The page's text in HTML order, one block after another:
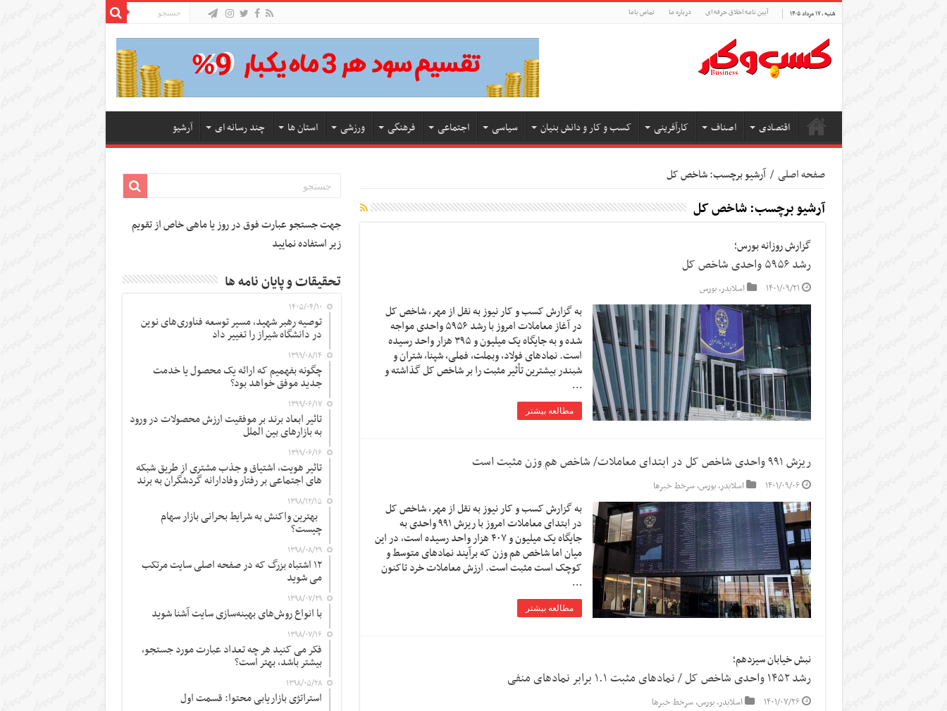
شنبه , ۱۷ مرداد ۱۴۰۵ آیین نامه اخلاق حرفه ای درباره ما تماس باما
اقتصادی اصناف کارآفرینی کسب و کار و دانش بنیان سیاسی اجتماعی فرهنگی ورزشی استان ها چند رسانه ای آرشیو
صفحه اصلی / آرشیو برچسب: شاخص کل
آرشیو برچسب:شاخص کل
گزارش روزانه بورس؛
رشد ۵۹۵۶ واحدی شاخص کل
۱۴۰۱/۰۹/۲۱ اسلایدر,بورس
به گزارش کسب و کار نیوز به نقل از مهر، شاخص کل
در آغاز معاملات امروز با رشد ۵۹۵۶ واحدی مواجه
شده و به جایگاه یک میلیون و ۳۹۵ هزار واحد رسیده
است. نمادهای فولاد، وبملت، فملی، شپنا، شتران و
شبندر بیشترین تأثیر مثبت را بر شاخص کل گذاشته و
…
مطالعه بیشتر
ریزش ۹۹۱ واحدی شاخص کل در ابتدای معاملات/ شاخص هم وزن مثبت است
۱۴۰۱/۰۹/۰۶ اسلایدر,بورس,سرخط خبرها
به گزارش کسب و کار نیوز به نقل از مهر، شاخص کل
در ابتدای معاملات امروز با ریزش ۹۹۱ واحدی به
جایگاه یک میلیون و ۴۰۷ هزار واحد رسیده است، در این
میان اما شاخص هم وزن که برآیند نمادهای متوسط و
کوچک است مثبت است. ارزش معاملات خرد تاکنون
…
مطالعه بیشتر
نبش خیابان سیزدهم؛
رشد ۱۴۵۲ واحدی شاخص کل / نمادهای مثبت ۱.۱ برابر نمادهای منفی
۱۴۰۱/۰۷/۲۶ اسلایدر,بورس,سرخط خبرها
جهت جستجو عبارت فوق در روز یا ماهی خاص از تقویم
زیر استفاده نمایید
تحقیقات و پایان نامه ها
۱۴۰۵/۰۴/۱۰
توصیه رهبر شهید، مسیر توسعه فناوری‌های نوین
در دانشگاه شیراز را تغییر داد
۱۳۹۹/۰۸/۱۴
چگونه بفهمیم که ارائه یک محصول یا خدمت
جدید موفق خواهد بود؟
۱۳۹۹/۰۶/۱۷
تاثیر ابعاد برند بر موفقیت ارزش محصولات در ورود
به بازارهای بین الملل
۱۳۹۹/۰۶/۱۶
تاثیر هویت، اشتیاق و جذب مشتری از طریق شبکه
های اجتماعی بر رفتار وفادارانه گردشگران به برند
۱۳۹۸/۱۲/۱۵
بهترین واکنش به شرایط بحرانی بازار سهام
چیست؟
۱۳۹۸/۰۸/۲۹
۱۲ اشتباه بزرگ که در صفحه اصلی سایت مرتکب
می شوید
۱۳۹۸/۰۷/۲۹
با انواع روش‌های بهینه‌سازی سایت آشنا شوید
۱۳۹۸/۰۷/۱۶
فکر می کنید هر چه تعداد عبارت مورد جستجو،
بیشتر باشد، بهتر است؟
۱۳۹۸/۰۵/۲۸
استراتژی بازاریابی محتوا: قسمت اول